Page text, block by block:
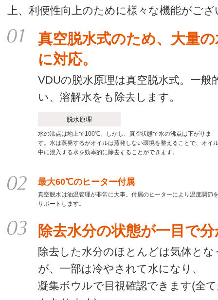
上、利便性向上のために様々な機能がご
真空脱水式のため、大量
に対応。
VDUの脱水原理は真空脱水式。一
い、溶解水をも除去します。
脱水原理
水の沸点は地上で100℃。しかし、真空状態で水の沸点は下がりま
す。水は蒸発するがオイルは蒸発しない環境を整えることで、オイ
中に混入する水を効率的に除去することができます。
最大60℃のヒーター付属
真空脱水は油温管理が非常に大事。付属のヒーターにより温度調節
サポートします。
除去水分の状態が一目で
除去した水分のほとんどは気体と
が、一部は冷やされて水になり、
凝集ボウルで目視確認できます(全